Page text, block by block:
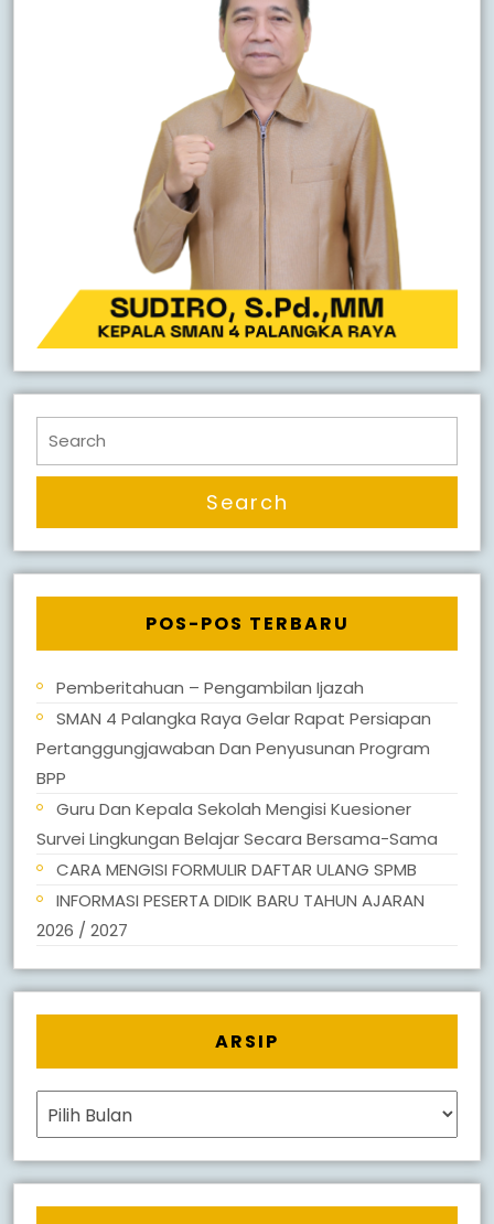
for:
POS-POS TERBARU
Pemberitahuan – Pengambilan Ijazah
SMAN 4 Palangka Raya Gelar Rapat Persiapan
Pertanggungjawaban Dan Penyusunan Program
BPP
Guru Dan Kepala Sekolah Mengisi Kuesioner
Survei Lingkungan Belajar Secara Bersama-Sama
CARA MENGISI FORMULIR DAFTAR ULANG SPMB
INFORMASI PESERTA DIDIK BARU TAHUN AJARAN
2026 / 2027
ARSIP